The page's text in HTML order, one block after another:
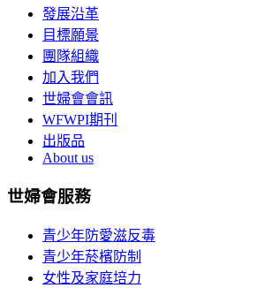
發展沿革
目標願景
團隊組織
加入我們
世婦會會訊
WFWPI期刊
出版品
About us
世婦會服務
青少年防愛滋反毒
青少年菸檳防制
女性及家庭培力